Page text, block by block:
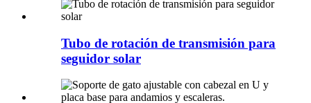
Tubo de rotación de transmisión para
seguidor solar